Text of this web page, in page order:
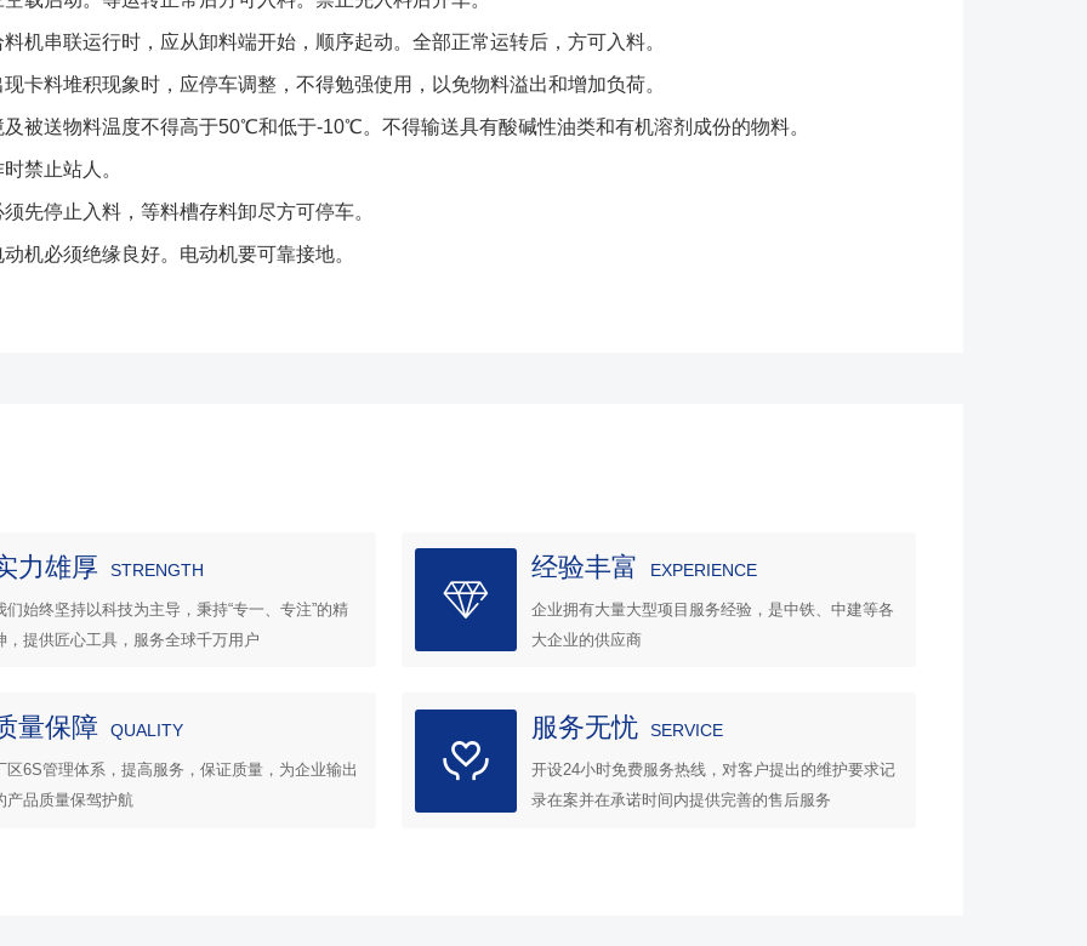
串联运行时，应从卸料端开始，顺序起动。全部正常运转后，方可入料。
料堆积现象时，应停车调整，不得勉强使用，以免物料溢出和增加负荷。
送物料温度不得高于50℃和低于-10℃。不得输送具有酸碱性油类和有机溶剂成份的物料。
止站人。
停止入料，等料槽存料卸尽方可停车。
必须绝缘良好。电动机要可靠接地。
力雄厚 STRENGTH
们始终坚持以科技为主导，秉持“专一、专注”的精
，提供匠心工具，服务全球千万用户
经验丰富 EXPERIENCE
企业拥有大量大型项目服务经验，是中铁、中建等各
大企业的供应商
量保障 QUALITY
区6S管理体系，提高服务，保证质量，为企业输出
产品质量保驾护航
服务无忧 SERVICE
开设24小时免费服务热线，对客户提出的维护要求记
录在案并在承诺时间内提供完善的售后服务